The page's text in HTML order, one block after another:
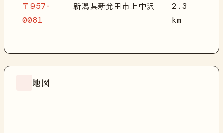
〒957-
0081
新潟県新発田市上中沢
2.3
km
地図